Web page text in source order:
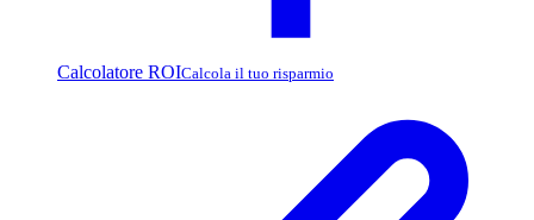
Calcolatore ROICalcola il tuo risparmio